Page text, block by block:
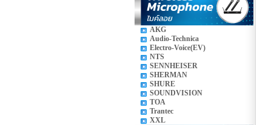
AKG
Audio-Technica
Electro-Voice(EV)
NTS
SENNHEISER
SHERMAN
SHURE
SOUNDVISION
TOA
Trantec
XXL